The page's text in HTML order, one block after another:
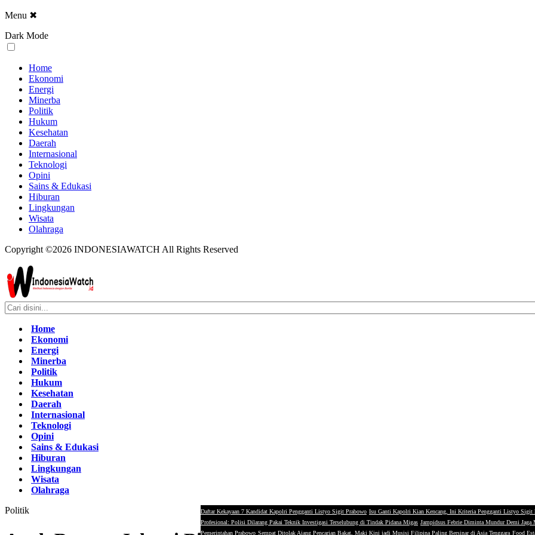
Menu ✖
Dark Mode
Home
Ekonomi
Energi
Minerba
Politik
Hukum
Kesehatan
Daerah
Internasional
Teknologi
Opini
Sains & Edukasi
Hiburan
Lingkungan
Wisata
Olahraga
Copyright ©2026 INDONESIAWATCH All Rights Reserved
Home
Ekonomi
Energi
Minerba
Politik
Hukum
Kesehatan
Daerah
Internasional
Teknologi
Opini
Sains & Edukasi
Hiburan
Lingkungan
Wisata
Olahraga
Daftar Kekayaan 7 Kandidat Kapolri Pengganti Listyo Sigit Prabowo Isu Ganti Kapolri Kian Kencang, Ini Kriteria Pengganti Listyo Sigit
Profesional: Polisi Dilarang Pakai Teknik Investigasi Terselubung di Tindak Pidana Migas Jampidsus Febrie Diminta Mundur Demi Jaga
Pemerintahan Prabowo Sempat Ditolak Ajang Pencarian Bakat, Maki Kini jadi Musisi Filipina Paling Bersinar di Asia Tenggara Food
Politik